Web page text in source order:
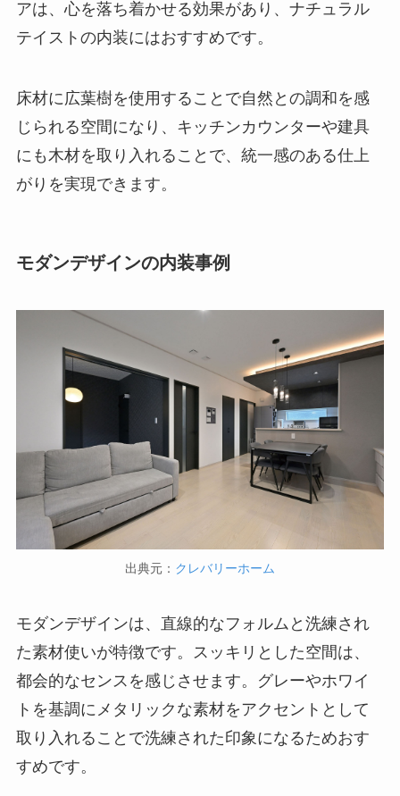
アは、心を落ち着かせる効果があり、ナチュラル
テイストの内装にはおすすめです。
床材に広葉樹を使用することで自然との調和を感
じられる空間になり、キッチンカウンターや建具
にも木材を取り入れることで、統一感のある仕上
がりを実現できます。
モダンデザインの内装事例
出典元： クレバリーホーム
モダンデザインは、直線的なフォルムと洗練され
た素材使いが特徴です。スッキリとした空間は、
都会的なセンスを感じさせます。グレーやホワイ
トを基調にメタリックな素材をアクセントとして
取り入れることで洗練された印象になるためおす
すめです。